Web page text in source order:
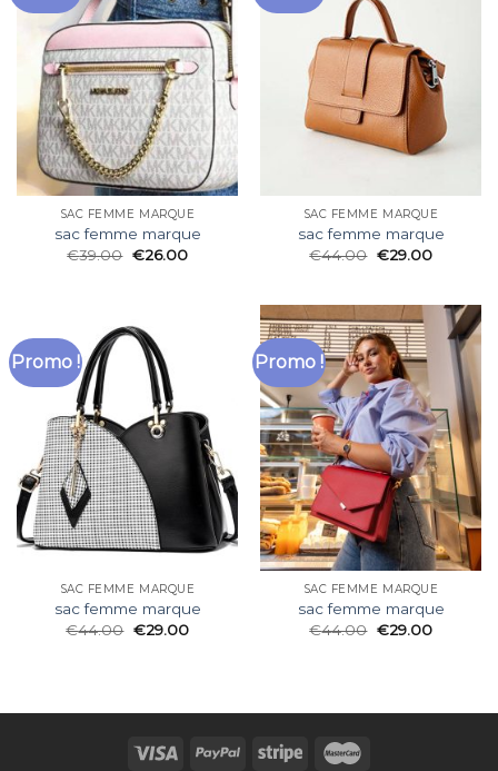
SAC FEMME MARQUE
sac femme marque
€39.00 €26.00
SAC FEMME MARQUE
sac femme marque
€44.00 €29.00
Promo !
SAC FEMME MARQUE
sac femme marque
€44.00 €29.00
Promo !
SAC FEMME MARQUE
sac femme marque
€44.00 €29.00